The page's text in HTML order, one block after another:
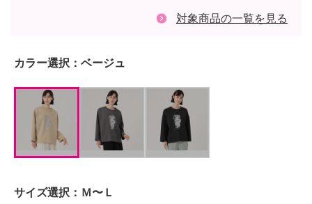
対象商品の一覧を見る
カラー選択： ベージュ
サイズ選択： Ｍ〜Ｌ